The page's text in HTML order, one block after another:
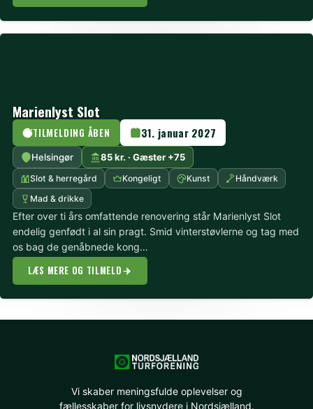
Marienlyst Slot
TILMELDING ÅBEN 31. januar 2027
Helsingør 85 kr. · Gæster +75
Slot & herregård Kongeligt Kunst
Håndværk
Mad & drikke
Efter over ti års omfattende renovering står Marienlyst Slot
endelig genfødt i al sin pragt. Smid vinterstøvlerne og tag med
os bag de genåbnede kong…
LÆS MERE OG TILMELD
Vi skaber meningsfulde oplevelser og
fællesskaber for livsnydere i Nordsjælland.